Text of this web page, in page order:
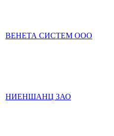
ВЕНЕТА СИСТЕМ ООО
НИЕНШАНЦ ЗАО